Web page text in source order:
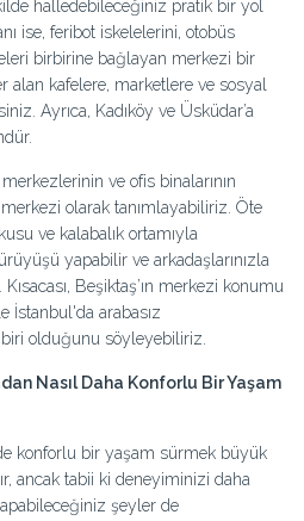
halledebileceğiniz pratik bir yol
ise, feribot iskelelerini, otobüs
birbirine bağlayan merkezi bir
alan kafelere, marketlere ve sosyal
Ayrıca, Kadıköy ve Üsküdar’a
merkezlerinin ve ofis binalarının
olarak tanımlayabiliriz. Öte
ve kalabalık ortamıyla
yapabilir ve arkadaşlarınızla
Beşiktaş’ın merkezi konumu
İstanbul'da arabasız
olduğunu söyleyebiliriz.
Nasıl Daha Konforlu Bir Yaşam
konforlu bir yaşam sürmek büyük
ancak tabii ki deneyiminizi daha
şeyler de